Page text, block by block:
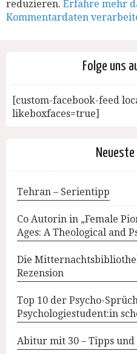
reduzieren. Erfahre mehr
Kommentardaten
Folge uns
[custom-facebook-feed
likeboxfaces=true]
Tehran – Serientipp
Co Autorin in „Female
Ages: A Theological and
Die
Rezension
Top 10 der Psycho-
Psychologiestudent:in
Abitur mit 30 – Tipps